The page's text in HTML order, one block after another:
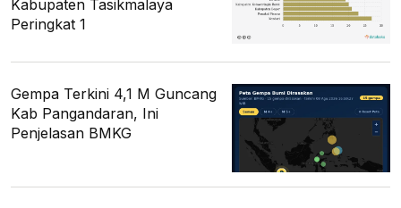
Kabupaten Tasikmalaya
Peringkat 1
Gempa Terkini 4,1 M Guncang
Kab Pangandaran, Ini
Penjelasan BMKG